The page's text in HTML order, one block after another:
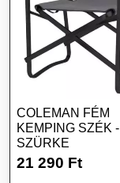
COLEMAN FÉM
KEMPING SZÉK -
SZÜRKE
21 290 Ft